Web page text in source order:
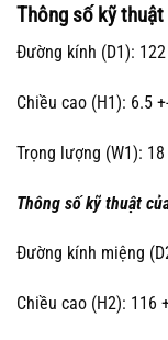
Thông số kỹ
Đường kính (D1):
Chiều cao (H1): 6.5
Trọng lượng (W1):
Thông số kỹ thuật
Đường kính miệng
Chiều cao (H2): 116